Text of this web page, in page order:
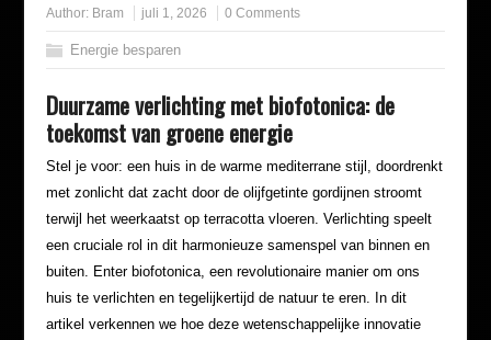
Author: Bram juli 1, 2026 0 Comments
Energie besparen
Duurzame verlichting met biofotonica: de
toekomst van groene energie
Stel je voor: een huis in de warme mediterrane stijl, doordrenkt
met zonlicht dat zacht door de olijfgetinte gordijnen stroomt
terwijl het weerkaatst op terracotta vloeren. Verlichting speelt
een cruciale rol in dit harmonieuze samenspel van binnen en
buiten. Enter biofotonica, een revolutionaire manier om ons
huis te verlichten en tegelijkertijd de natuur te eren. In dit
artikel verkennen we hoe deze wetenschappelijke innovatie